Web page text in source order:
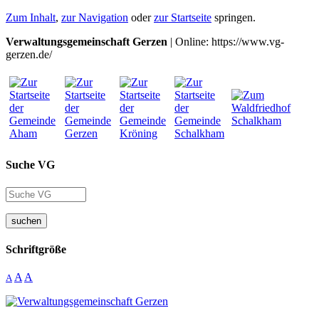
Zum Inhalt, zur Navigation oderzur Startseite springen.
Verwaltungsgemeinschaft Gerzen | Online: https://www.vg-
gerzen.de/
Suche VG
suchen
Schriftgröße
A A A